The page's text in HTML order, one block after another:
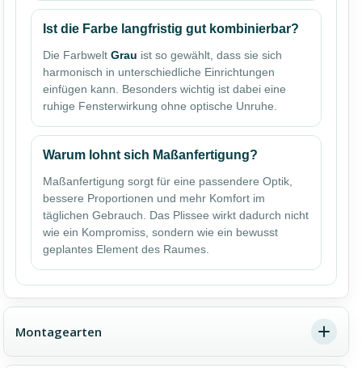
Ist die Farbe langfristig gut kombinierbar?
Die Farbwelt Grau ist so gewählt, dass sie sich
harmonisch in unterschiedliche Einrichtungen
einfügen kann. Besonders wichtig ist dabei eine
ruhige Fensterwirkung ohne optische Unruhe.
Warum lohnt sich Maßanfertigung?
Maßanfertigung sorgt für eine passendere Optik,
bessere Proportionen und mehr Komfort im
täglichen Gebrauch. Das Plissee wirkt dadurch nicht
wie ein Kompromiss, sondern wie ein bewusst
geplantes Element des Raumes.
Montagearten